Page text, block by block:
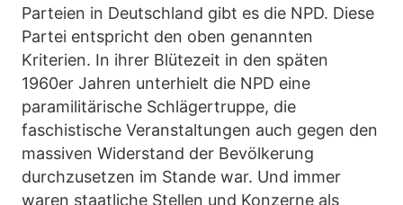
Parteien in Deutschland gibt es die NPD. Diese
Partei entspricht den oben genannten
Kriterien. In ihrer Blütezeit in den späten
1960er Jahren unterhielt die NPD eine
paramilitärische Schlägertruppe, die
faschistische Veranstaltungen auch gegen den
massiven Widerstand der Bevölkerung
durchzusetzen im Stande war. Und immer
waren staatliche Stellen und Konzerne als